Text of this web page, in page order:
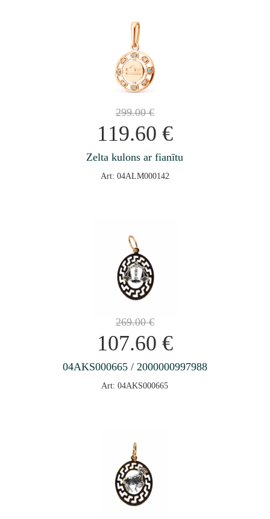
299.00€
119.60 €
Zelta kulons ar fianītu
Art: 04ALM000142
269.00€
107.60 €
04AKS000665 / 2000000997988
Art: 04AKS000665